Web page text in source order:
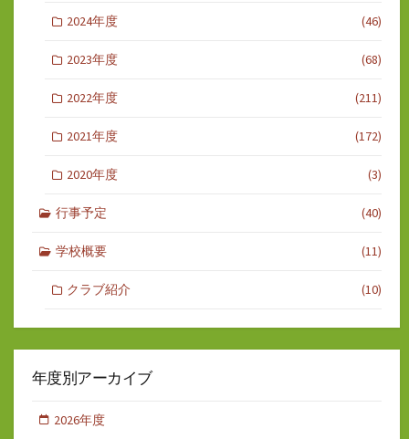
2024年度 (46)
2023年度 (68)
2022年度 (211)
2021年度 (172)
2020年度 (3)
行事予定 (40)
学校概要 (11)
クラブ紹介 (10)
年度別アーカイブ
2026年度